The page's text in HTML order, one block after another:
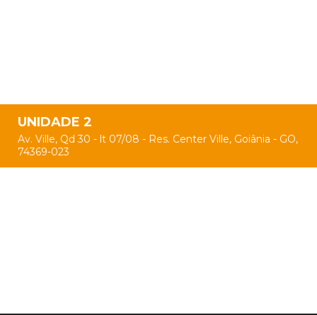
UNIDADE 2
Av. Ville, Qd 30 - lt 07/08 - Res. Center Ville, Goiânia - GO,
74369-023